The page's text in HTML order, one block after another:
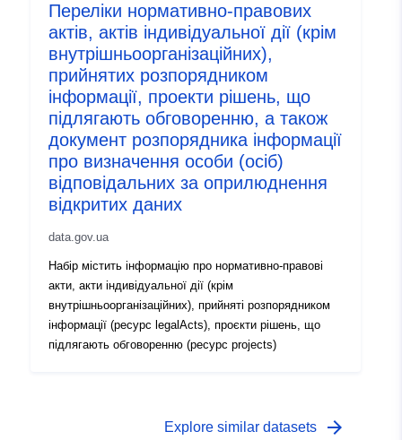
Переліки нормативно-правових
актів, актів індивідуальної дії (крім
внутрішньоорганізаційних),
прийнятих розпорядником
інформації, проекти рішень, що
підлягають обговоренню, а також
документ розпорядника інформації
про визначення особи (осіб)
відповідальних за оприлюднення
відкритих даних
data.gov.ua
Набір містить інформацію про нормативно-правові
акти, акти індивідуальної дії (крім
внутрішньоорганізаційних), прийняті розпорядником
інформації (ресурс legalActs), проєкти рішень, що
підлягають обговоренню (ресурс projects)
Explore similar datasets arrow_forward